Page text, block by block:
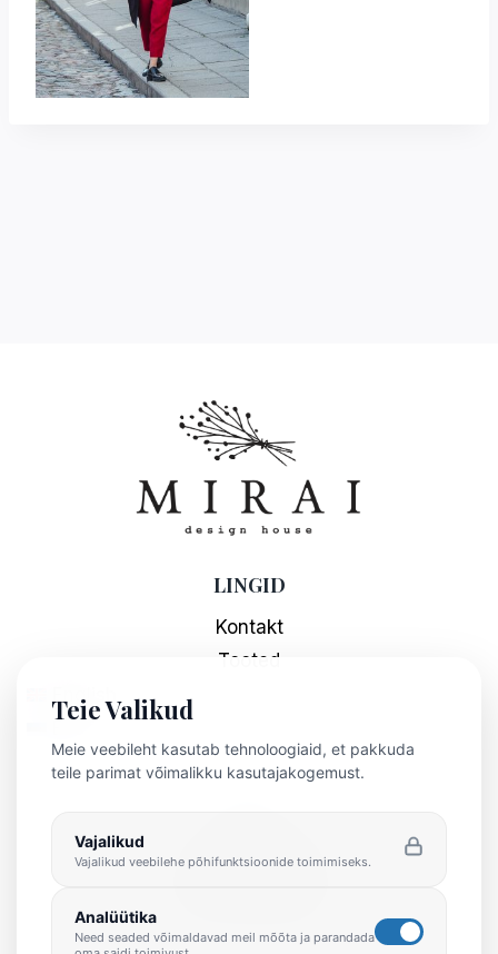
LINGID
Kontakt
Tooted
English
Privaatsuspoliitika
Teie Valikud
Meie veebileht kasutab tehnoloogiaid, et pakkuda
teile parimat võimalikku kasutajakogemust.
Vajalikud
Vajalikud veebilehe põhifunktsioonide toimimiseks.
Analüütika
Need seaded võimaldavad meil mõõta ja parandada